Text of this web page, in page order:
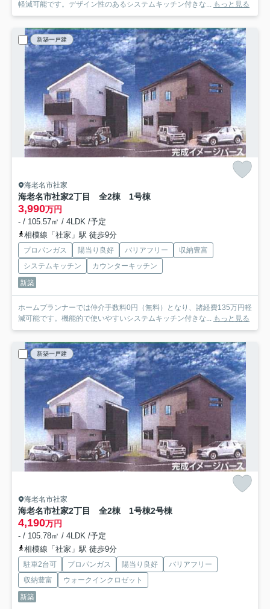
軽減可能です。デザイン性のあるシステムキッチン付きな...
もっと見る
新築一戸建
海老名市社家
海老名市社家2丁目 全2棟 1号棟
3,990万円
- / 105.57㎡ / 4LDK /予定
相模線「社家」駅 徒歩9分
プロパンガス 陽当り良好 バリアフリー
収納豊富
システムキッチン
カウンターキッチン
新築
ホームプランナーでは仲介手数料0円（無料）となり、諸経費135万円軽
減可能です。機能的で使いやすいシステムキッチン付きな...
もっと見る
新築一戸建
海老名市社家
海老名市社家2丁目 全2棟 1号棟2号棟
4,190万円
- / 105.78㎡ / 4LDK /予定
相模線「社家」駅 徒歩9分
駐車2台可 プロパンガス 陽当り良好
バリアフリー
収納豊富
ウォークインクロゼット
新築